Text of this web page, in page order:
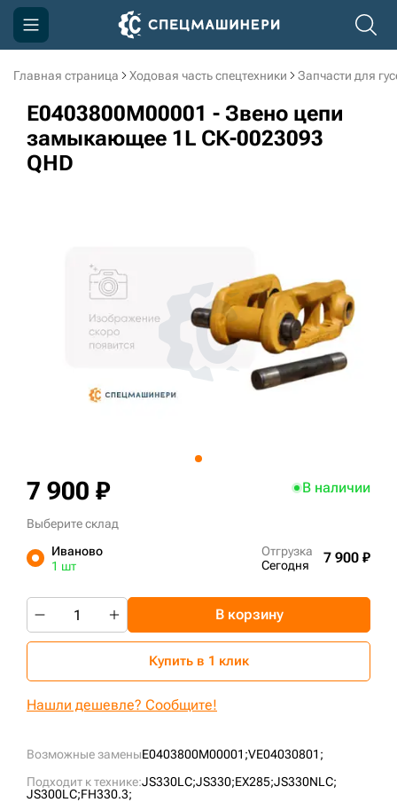
Главная страница Ходовая часть спецтехники Запчасти для
E0403800M00001 - Звено цепи
замыкающее 1L СК-0023093
QHD
Возможные заменыE0403800M00001;VE04030801;
Подходит к технике:JS330LC;JS330;EX285;JS330NLC;
JS300LC;FH330.3;
7 900 ₽ В наличии
Выберите склад
Иваново
1 шт
Отгрузка
Сегодня
7 900 ₽
В корзину
Купить в 1 клик
Нашли дешевле? Сообщите!
Компания
Акции
Доставка и оплата
3D тур по производству